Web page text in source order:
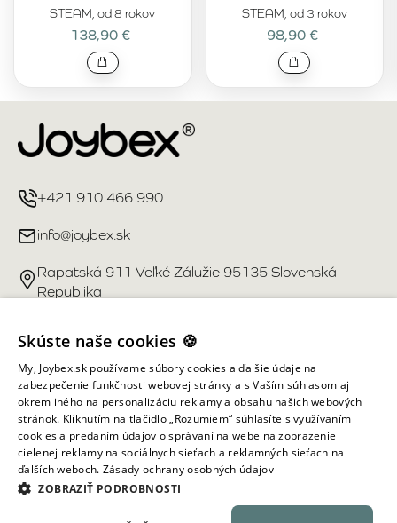
STEAM, od 8 rokov
138,90 €
STEAM, od 3 rokov
98,90 €
+421 910 466 990
info@joybex.sk
Rapatská 911 Veľké Zálužie 95135 Slovenská
Republika
Užitočné odkazy
Účet
Informácie obchodu
Všetky práva vyhradené ©
Skúste naše cookies 🍪
My, Joybex.sk používame súbory cookies a ďalšie údaje na
zabezpečenie funkčnosti webovej stránky a s Vaším súhlasom aj
okrem iného na personalizáciu reklamy a obsahu našich webových
stránok. Kliknutím na tlačidlo „Rozumiem“ súhlasíte s využívaním
cookies a predaním údajov o správaní na webe na zobrazenie
cielenej reklamy na sociálnych sieťach a reklamných sieťach na
ďalších weboch. Zásady ochrany osobných údajov
ZOBRAZIŤ PODROBNOSTI